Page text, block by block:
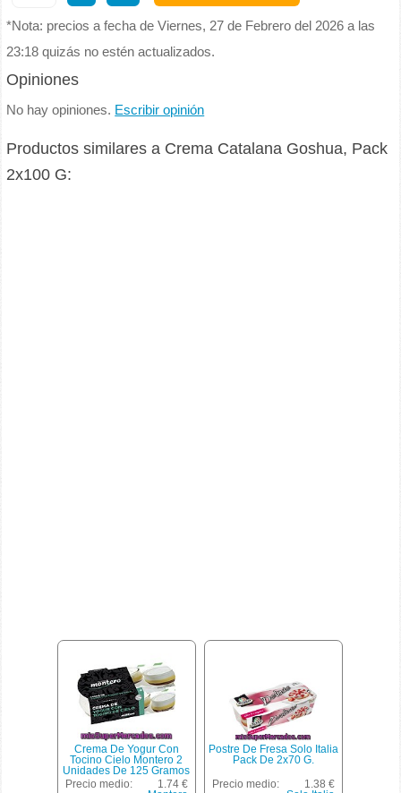
*Nota: precios a fecha de Viernes, 27 de Febrero del 2026 a las
23:18 quizás no estén actualizados.
Opiniones
No hay opiniones. Escribir opinión
Productos similares a Crema Catalana Goshua, Pack
2x100 G:
Crema De Yogur Con
Tocino Cielo Montero 2
Unidades De 125 Gramos
Precio medio:
1.74 €
Postre De Fresa Solo Italia
Pack De 2x70 G.
Precio medio:
1.38 €